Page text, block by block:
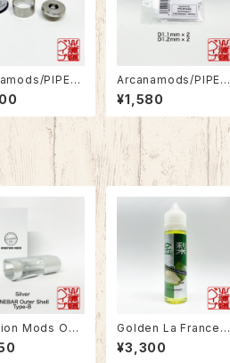
PIPELI
Cut Kit
RTA
Arcanamods/PIPELI
NE Airpin for MUTE
D RTA
¥1,580
Mods ONE
Mod Outer
B
Golden La France
（金梨）_60ml
¥3,300